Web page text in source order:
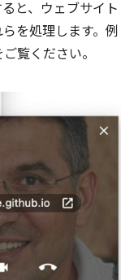
と、ウェブサイト
を処理します。例
ご覧ください。